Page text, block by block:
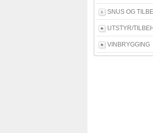
SNUS OG
UTSTYR/
VINBRYGGING